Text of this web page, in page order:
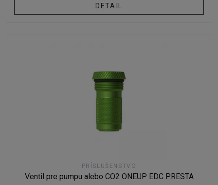
DETAIL
PRÍSLUŠENSTVO
Ventil pre pumpu alebo CO2 ONEUP EDC PRESTA